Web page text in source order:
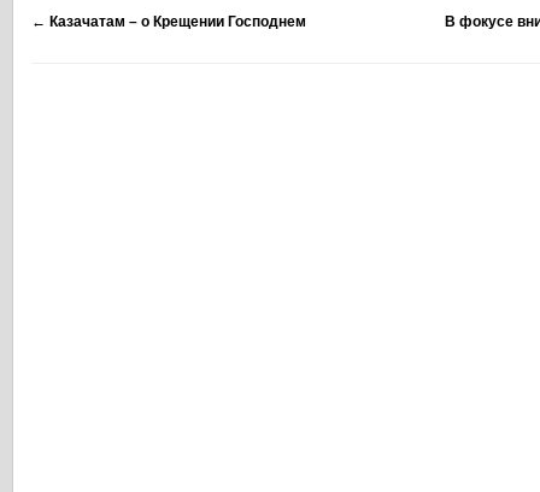
← Казачатам – о Крещении Господнем В фокусе